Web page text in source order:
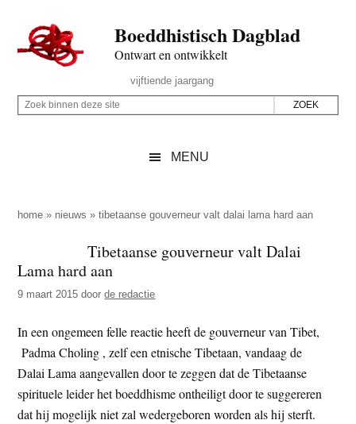
naar
de
inhoud
secondary
naar
de
sidebar
naar
de
Boeddhistisch Dagblad
Ontwart en ontwikkelt
Rechts
vijftiende jaargang
Z
p
e
z
e
s
i
t
e
Z
i
e
n
e
z
e
s
i
MENU
home » nieuws »tibetaanse gouverneur valt dalai lama hard aan
Tibetaanse gouverneur valt Dalai
Lama hard aan
9 maart 2015 doorde redactie
In een ongemeen felle reactie heeft de gouverneur van Tibet,
Padma Choling , zelf een etnische Tibetaan, vandaag de
Dalai Lama aangevallen door te zeggen dat de Tibetaanse
spirituele leider het boeddhisme ontheiligt door te suggereren
dat hij mogelijk niet zal wedergeboren worden als hij sterft.